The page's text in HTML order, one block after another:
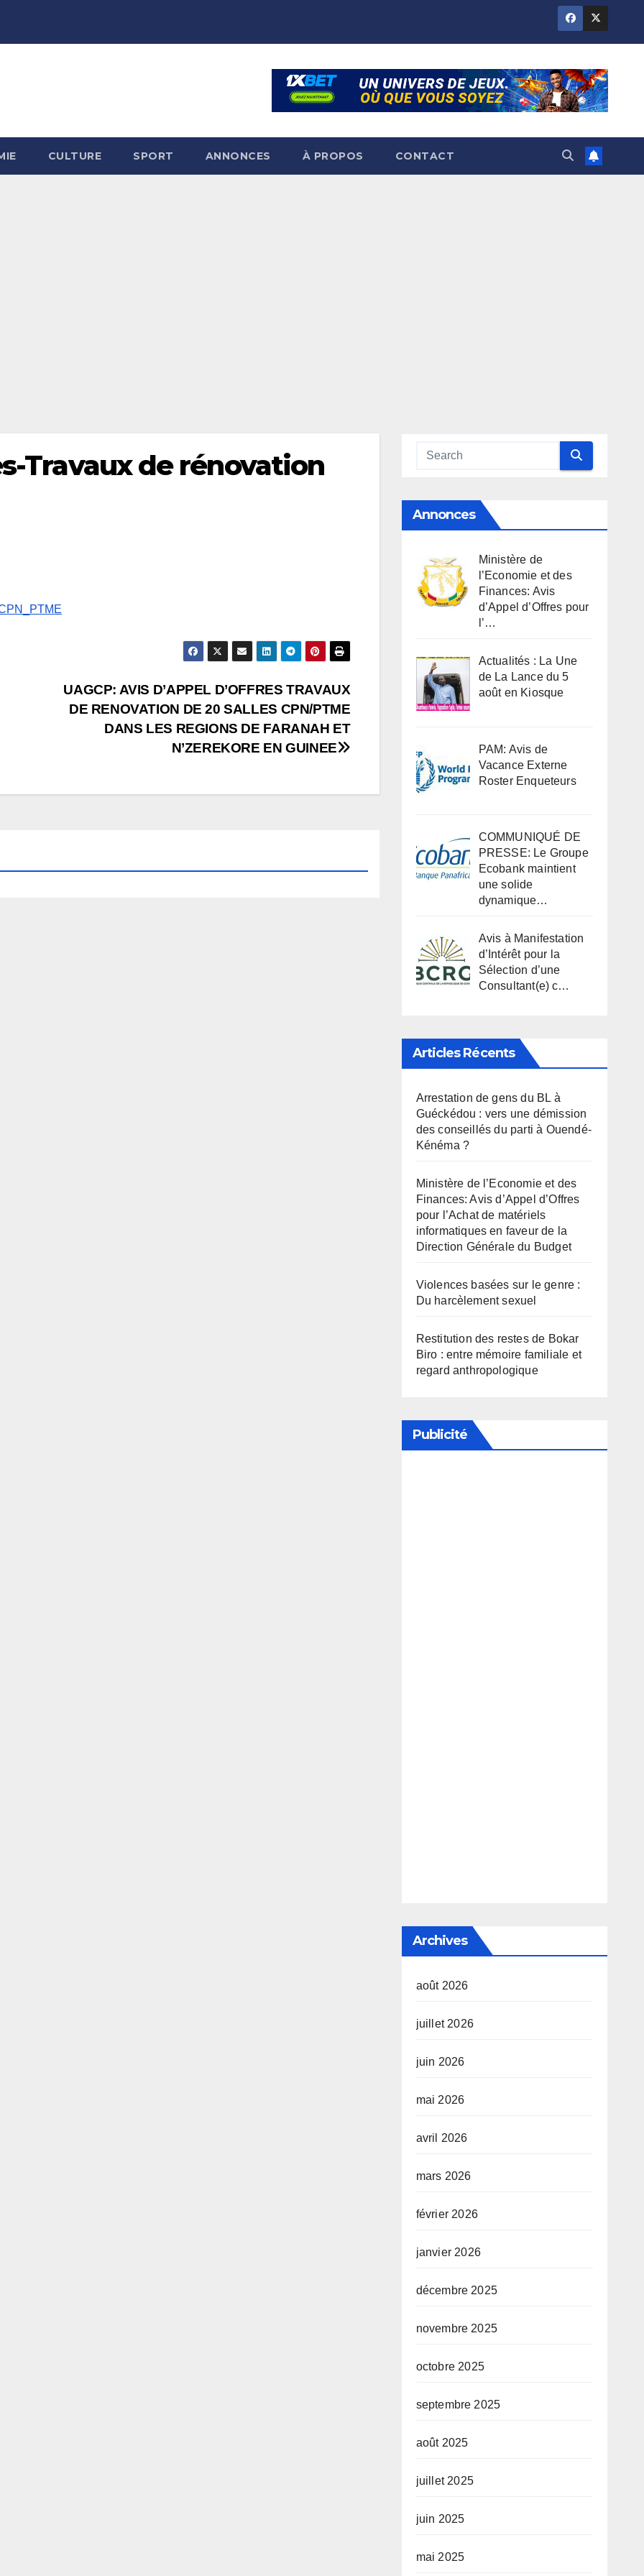
CULTURE SPORT ANNONCES À PROPOS CONTACT
Travaux de rénovation
UAGCP: AVIS D’APPEL D’OFFRES TRAVAUX
DE RENOVATION DE 20 SALLES CPN/PTME
DANS LES REGIONS DE FARANAH ET
N’ZEREKORE EN GUINEE
Annonces
Ministère de
l’Economie et des
Finances: Avis
d’Appel d’Offres pour
l’…
Actualités : La Une
de La Lance du 5
août en Kiosque
PAM: Avis de
Vacance Externe
Roster Enqueteurs
COMMUNIQUÉ DE
PRESSE: Le Groupe
Ecobank maintient
une solide
dynamique…
Avis à Manifestation
d’Intérêt pour la
Sélection d’une
Consultant(e) c…
Articles Récents
Arrestation de gens du BL à
Guéckédou : vers une démission
des conseillés du parti à Ouendé-
Kénéma ?
Ministère de l’Economie et des
Finances: Avis d’Appel d’Offres
pour l’Achat de matériels
informatiques en faveur de la
Direction Générale du Budget
Violences basées sur le genre :
Du harcèlement sexuel
Restitution des restes de Bokar
Biro : entre mémoire familiale et
regard anthropologique
Publicité
Archives
août 2026
juillet 2026
juin 2026
mai 2026
avril 2026
mars 2026
février 2026
janvier 2026
décembre 2025
novembre 2025
octobre 2025
septembre 2025
août 2025
juillet 2025
juin 2025
mai 2025